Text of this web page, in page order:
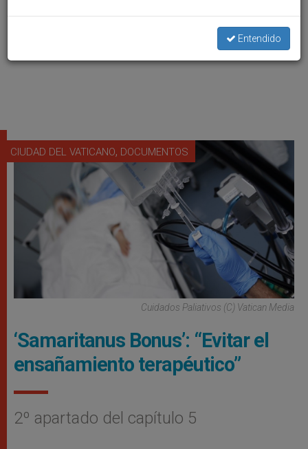
CIUDAD DEL VATICANO, DOCUMENTOS
Cuidados Paliativos (C) Vatican Media
‘Samaritanus Bonus’: “Evitar el
ensañamiento terapéutico”
2º apartado del capítulo 5
Entendido